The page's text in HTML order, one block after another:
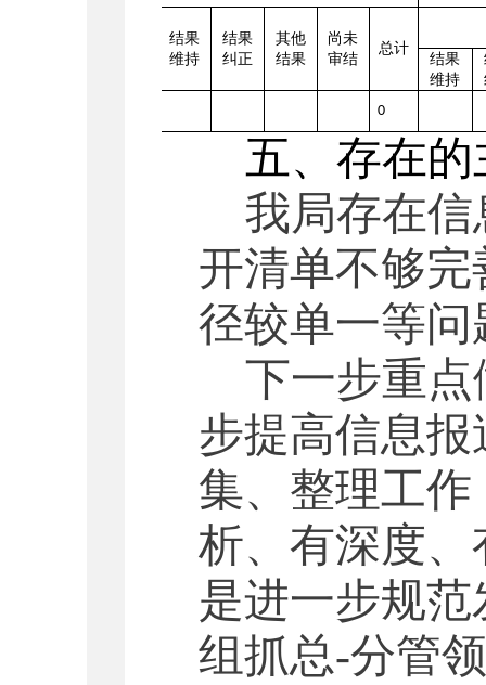
结果
维持
结果
纠正
其他
结果
尚未
审结
总计
结果
维持
0
五、存在
我局存在
开清单不够
径较单一等问
下一步重
步提高信息
集、整理工
析、有深度
是进一步规
组抓总-分管